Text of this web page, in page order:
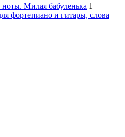
ноты. Милая бабуленька 1
фортепиано и гитары, слова